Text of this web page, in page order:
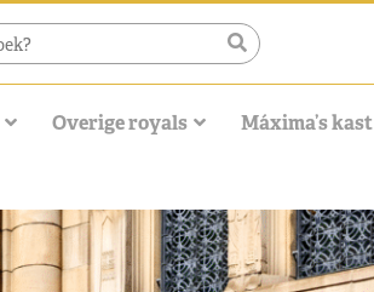
Overige royals Máxima’s kast